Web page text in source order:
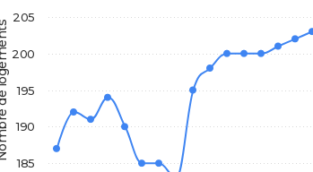
185
190
195
200
205